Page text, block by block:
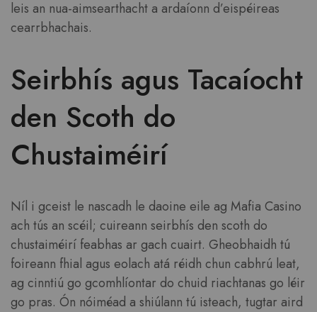
leis an nua-aimsearthacht a ardaíonn d’eispéireas
cearrbhachais.
Seirbhís agus Tacaíocht
den Scoth do
Chustaiméirí
Níl i gceist le nascadh le daoine eile ag Mafia Casino
ach tús an scéil; cuireann seirbhís den scoth do
chustaiméirí feabhas ar gach cuairt. Gheobhaidh tú
foireann fhial agus eolach atá réidh chun cabhrú leat,
ag cinntiú go gcomhlíontar do chuid riachtanas go léir
go pras. Ón nóiméad a shiúlann tú isteach, tugtar aird